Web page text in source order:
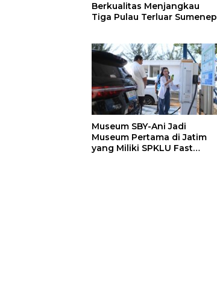
Berkualitas Menjangkau
Tiga Pulau Terluar Sumenep
Museum SBY-Ani Jadi
Museum Pertama di Jatim
yang Miliki SPKLU Fast